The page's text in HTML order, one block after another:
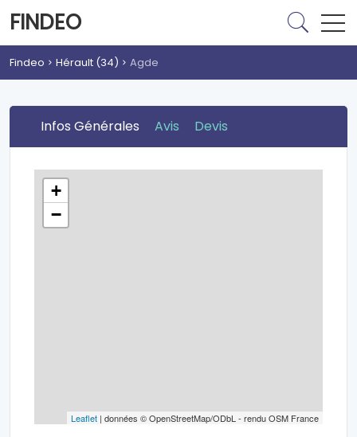
FINDEO
Findeo Hérault (34) Agde
Infos Générales Avis Devis
+
−
Leaflet | données © OpenStreetMap/ODbL - rendu OSM France